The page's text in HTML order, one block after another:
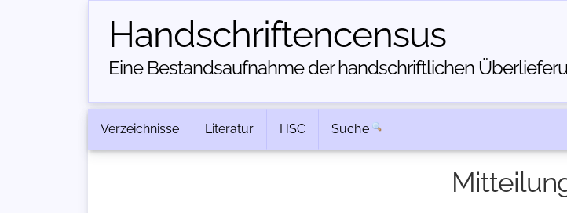
Handschriften­census
Eine Bestandsaufnahme der handschriftlichen
Verzeichnisse Literatur HSC Suche